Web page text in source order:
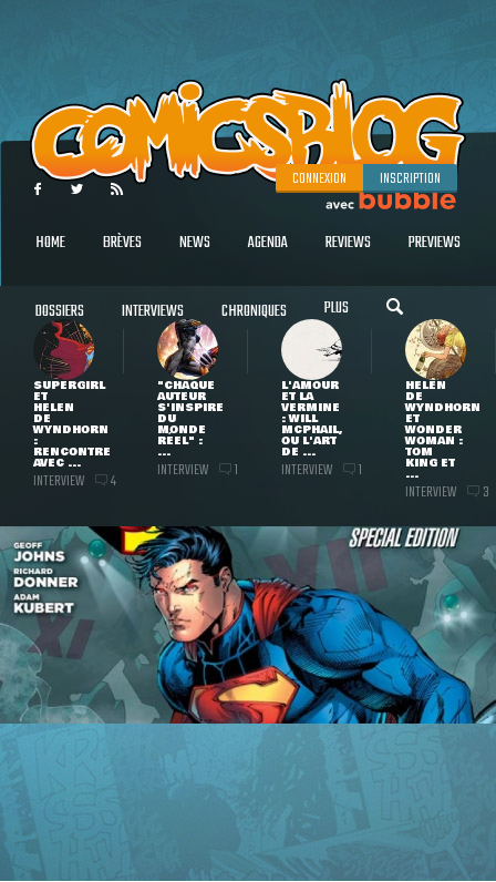
CONNEXION INSCRIPTION
HOME BRÈVES NEWS AGENDA REVIEWS PREVIEWS
DOSSIERS INTERVIEWS CHRONIQUES PLUS
SUPERGIRL
ET
HELEN
DE
WYNDHORN
:
RENCONTRE
AVEC ...
INTERVIEW 4
"CHAQUE
AUTEUR
S'INSPIRE
DU
MONDE
RÉEL" :
...
INTERVIEW 1
L'AMOUR
ET LA
VERMINE
: WILL
MCPHAIL,
OU L'ART
DE ...
INTERVIEW 1
HELEN
DE
WYNDHORN
ET
WONDER
WOMAN :
TOM
KING ET
...
INTERVIEW 3